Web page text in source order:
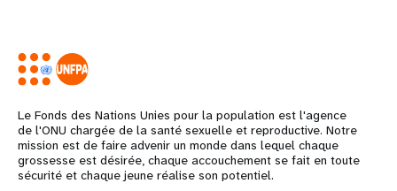
Le Fonds des Nations Unies pour la population est l'agence
de l'ONU chargée de la santé sexuelle et reproductive. Notre
mission est de faire advenir un monde dans lequel chaque
grossesse est désirée, chaque accouchement se fait en toute
sécurité et chaque jeune réalise son potentiel.